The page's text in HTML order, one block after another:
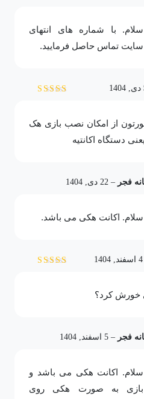
سلام. با شماره های انتهای
سایت تماس حاصل فرمایید.
از امکان نصب بازی هک
دستگاه اکانتیه
فجر – 22 دی, 1404
سلام. اکانت هکی می باشد.
4 اسفند, 1404
خورش کرد؟
فجر – 5 اسفند, 1404
سلام. اکانت هکی می باشد و
بازی به صورت هکی روی